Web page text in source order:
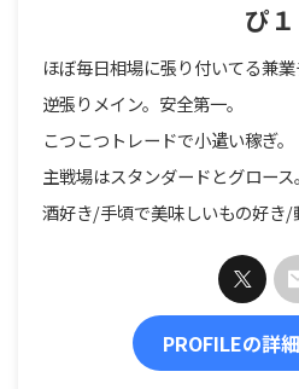
ぴ１
ほぼ毎日相場に張り付いてる兼業
逆張りメイン。安全第一。
こつこつトレードで小遣い稼ぎ。
主戦場はスタンダードとグロース。
酒好き/手頃で美味しいもの好き/
PROFILEの詳